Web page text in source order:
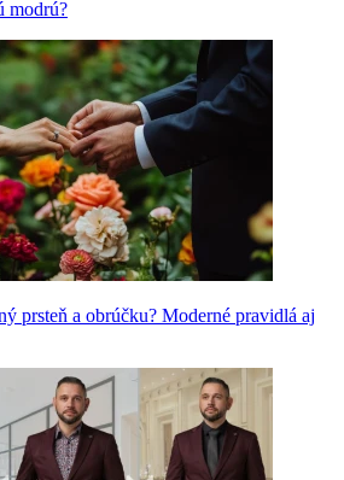
modrú?
prsteň a obrúčku? Moderné pravidlá aj